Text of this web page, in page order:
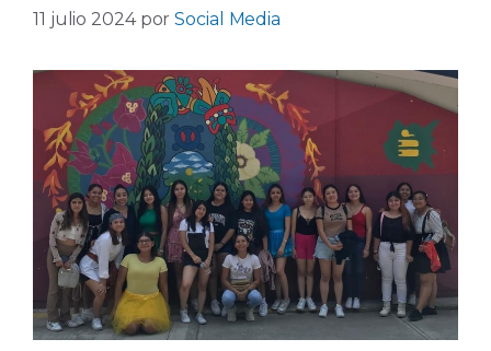
11 julio 2024 porSocial Media